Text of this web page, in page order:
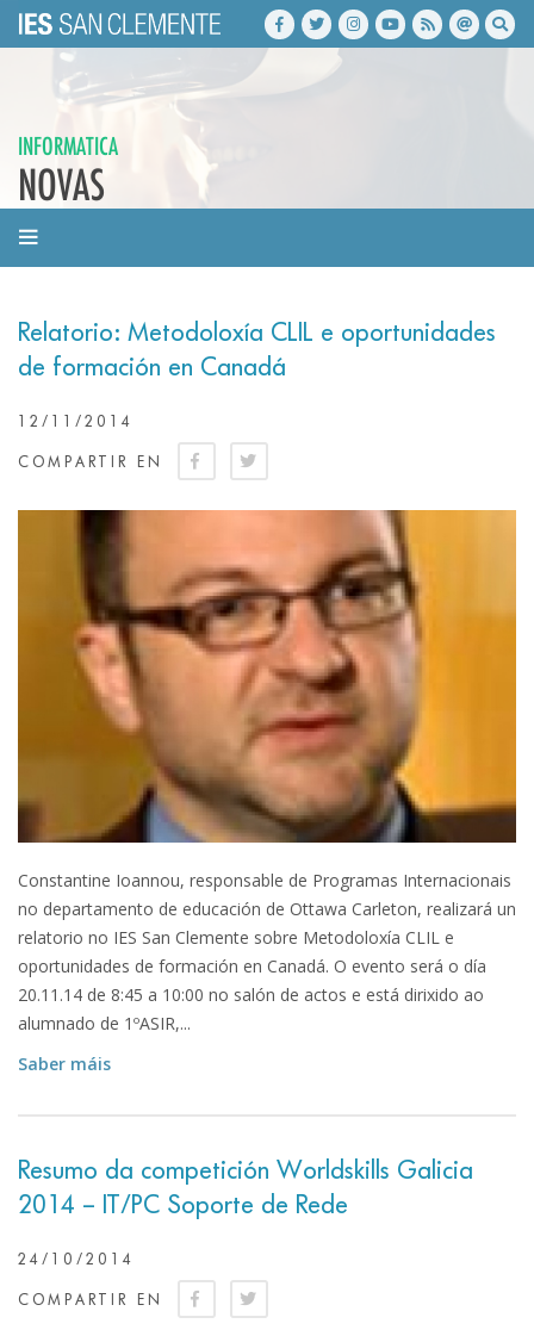
INFORMATICA
NOVAS
Relatorio: Metodoloxía CLIL e oportunidades
de formación en Canadá
12/11/2014
COMPARTIR EN
Constantine Ioannou, responsable de Programas Internacionais
no departamento de educación de Ottawa Carleton, realizará un
relatorio no IES San Clemente sobre Metodoloxía CLIL e
oportunidades de formación en Canadá. O evento será o día
20.11.14 de 8:45 a 10:00 no salón de actos e está dirixido ao
alumnado de 1ºASIR,...
Saber máis
Resumo da competición Worldskills Galicia
2014 – IT/PC Soporte de Rede
24/10/2014
COMPARTIR EN